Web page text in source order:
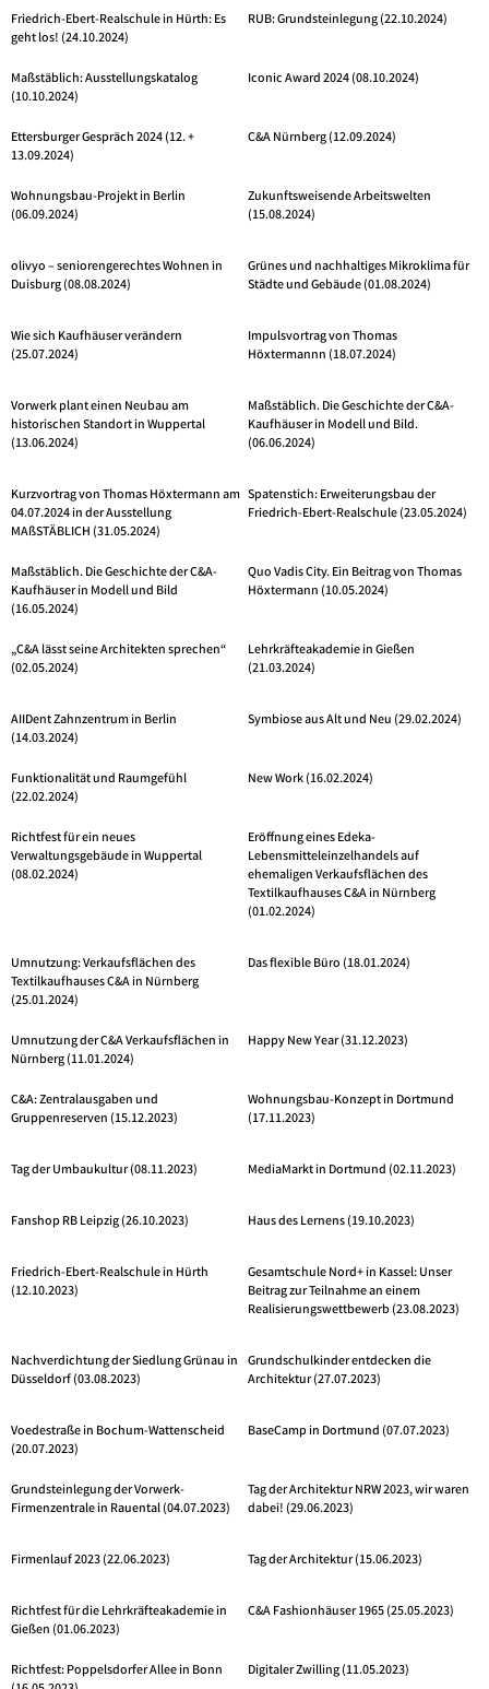
Friedrich-Ebert-Realschule in Hürth: Es
geht los! (24.10.2024)
RUB: Grundsteinlegung (22.10.2024)
Maßstäblich: Ausstellungskatalog
(10.10.2024)
Iconic Award 2024 (08.10.2024)
Ettersburger Gespräch 2024 (12. +
13.09.2024)
C&A Nürnberg (12.09.2024)
Wohnungsbau-Projekt in Berlin
(06.09.2024)
Zukunftsweisende Arbeitswelten
(15.08.2024)
olivyo – seniorengerechtes Wohnen in
Duisburg (08.08.2024)
Grünes und nachhaltiges Mikroklima für
Städte und Gebäude (01.08.2024)
Wie sich Kaufhäuser verändern
(25.07.2024)
Impulsvortrag von Thomas
Höxtermannn (18.07.2024)
Vorwerk plant einen Neubau am
historischen Standort in Wuppertal
(13.06.2024)
Maßstäblich. Die Geschichte der C&A-
Kaufhäuser in Modell und Bild.
(06.06.2024)
Kurzvortrag von Thomas Höxtermann am
04.07.2024 in der Ausstellung
MAßSTÄBLICH (31.05.2024)
Spatenstich: Erweiterungsbau der
Friedrich-Ebert-Realschule (23.05.2024)
Maßstäblich. Die Geschichte der C&A-
Kaufhäuser in Modell und Bild
(16.05.2024)
Quo Vadis City. Ein Beitrag von Thomas
Höxtermann (10.05.2024)
„C&A lässt seine Architekten sprechen“
(02.05.2024)
Lehrkräfteakademie in Gießen
(21.03.2024)
AIIDent Zahnzentrum in Berlin
(14.03.2024)
Symbiose aus Alt und Neu (29.02.2024)
Funktionalität und Raumgefühl
(22.02.2024)
New Work (16.02.2024)
Richtfest für ein neues
Verwaltungsgebäude in Wuppertal
(08.02.2024)
Eröffnung eines Edeka-
Lebensmitteleinzelhandels auf
ehemaligen Verkaufsflächen des
Textilkaufhauses C&A in Nürnberg
(01.02.2024)
Umnutzung: Verkaufsflächen des
Textilkaufhauses C&A in Nürnberg
(25.01.2024)
Das flexible Büro (18.01.2024)
Umnutzung der C&A Verkaufsflächen in
Nürnberg (11.01.2024)
Happy New Year (31.12.2023)
C&A: Zentralausgaben und
Gruppenreserven (15.12.2023)
Wohnungsbau-Konzept in Dortmund
(17.11.2023)
Tag der Umbaukultur (08.11.2023) MediaMarkt in Dortmund (02.11.2023)
Fanshop RB Leipzig (26.10.2023) Haus des Lernens (19.10.2023)
Friedrich-Ebert-Realschule in Hürth
(12.10.2023)
Gesamtschule Nord+ in Kassel: Unser
Beitrag zur Teilnahme an einem
Realisierungswettbewerb (23.08.2023)
Nachverdichtung der Siedlung Grünau in
Düsseldorf (03.08.2023)
Grundschulkinder entdecken die
Architektur (27.07.2023)
Voedestraße in Bochum-Wattenscheid
(20.07.2023)
BaseCamp in Dortmund (07.07.2023)
Grundsteinlegung der Vorwerk-
Firmenzentrale in Rauental (04.07.2023)
Tag der Architektur NRW 2023, wir waren
dabei! (29.06.2023)
Firmenlauf 2023 (22.06.2023) Tag der Architektur (15.06.2023)
Richtfest für die Lehrkräfteakademie in
Gießen (01.06.2023)
C&A Fashionhäuser 1965 (25.05.2023)
Richtfest: Poppelsdorfer Allee in Bonn
Digitaler Zwilling (11.05.2023)